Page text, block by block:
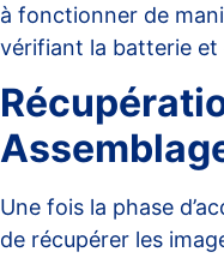
à fonctionner de
vérifiant la batterie
Une fois la phase
de récupérer les